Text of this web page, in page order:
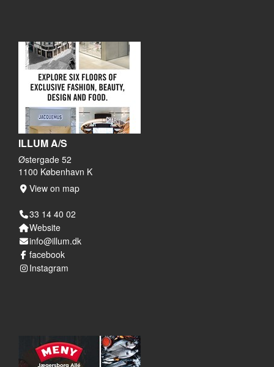
ILLUM A/S
Østergade 52
1100 København K
View on map
33 14 40 02
Website
info@illum.dk
facebook
Instagram